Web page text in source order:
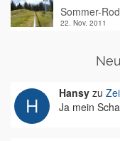
Sommer-
22. Nov. 2011
Hansy zu
Ja mein